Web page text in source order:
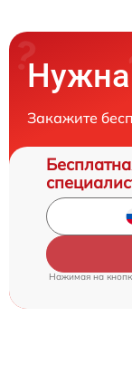
Нужна
Закажите
Нажимая на